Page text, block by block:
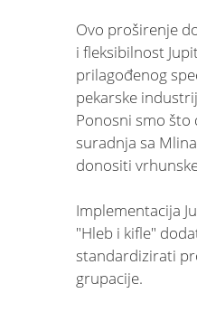
Ovo proširenje
i fleksibilnost
prilagođenog
pekarske
Ponosni smo što
suradnja sa
donositi
Implementacija
"Hleb i kifle"
standardizirati
grupacije.